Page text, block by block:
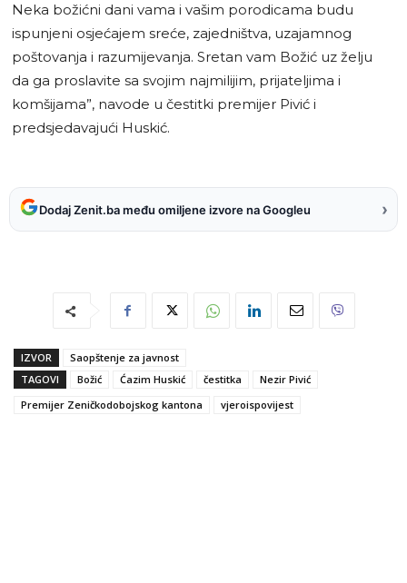
Neka božićni dani vama i vašim porodicama budu
ispunjeni osjećajem sreće, zajedništva, uzajamnog
poštovanja i razumijevanja. Sretan vam Božić uz želju
da ga proslavite sa svojim najmilijim, prijateljima i
komšijama”, navode u čestitki premijer Pivić i
predsjedavajući Huskić.
Dodaj Zenit.ba među omiljene izvore na Googleu ›
IZVOR
Saopštenje za javnost
TAGOVI
Božić Ćazim Huskić čestitka
Nezir Pivić
Premijer Zeničkodobojskog kantona
vjeroispovijest